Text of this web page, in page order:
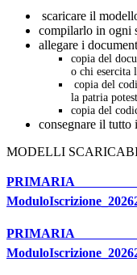
scaricare il
compilarlo in ogni
allegare i
copia del
o chi esercita
copia del
la patria
copia del
consegnare il tutto
MODELLI